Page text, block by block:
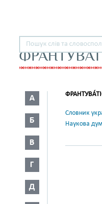
А
Б
В
Г
Д
Словник
Наукова